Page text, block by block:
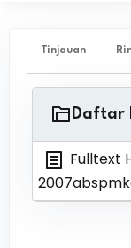
Tinjauan
Daftar
Fulltext